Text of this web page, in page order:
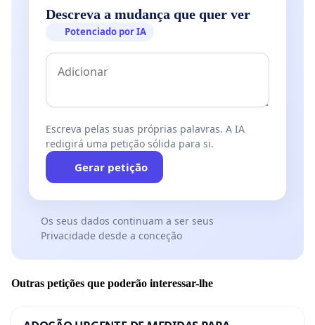
Descreva a mudança que quer ver
Potenciado por IA
Escreva pelas suas próprias palavras. A IA
redigirá uma petição sólida para si.
Gerar petição
Os seus dados continuam a ser seus
Privacidade desde a conceção
Outras petições que poderão interessar-lhe